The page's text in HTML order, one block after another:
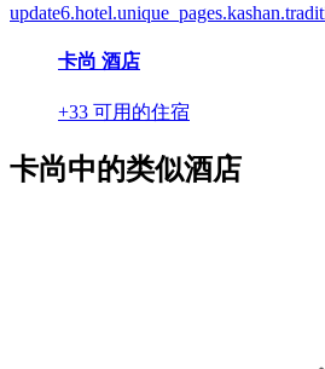
卡尚 酒店
+33 可用的住宿
卡尚中的类似酒店